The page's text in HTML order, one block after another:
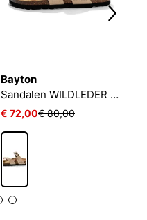
Bayton
Sandalen WILDLEDER Damen DIANE
€ 72,00€ 80,00